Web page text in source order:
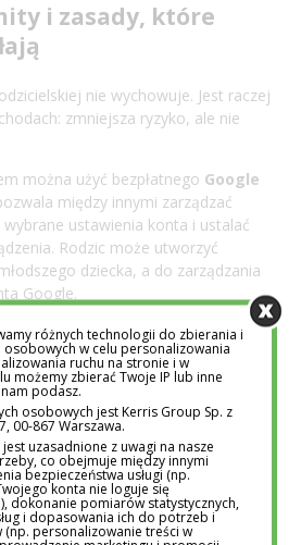
i zasady, które
nie wychowuje. Jest raczej
zmniejsza ryzyko, ale nie
można użyć bezpłatnego Google
między innymi zarządzać
ustawienia konta i ustalać
Rodzic może utworzyć
dziecka, a do zarządzania
Google.
funkcję pełniCzas przed
do grupy rodzinnej można:
aplikacji,
programów,
prywatności,
i treści przeznaczone dla
do lokalizacji.
różnych technologii do zbierania i
w celu personalizowania
ruchu na stronie i w
możemy zbierać Twoje IP lub inne
podasz.
osobowych jest Kerris Group Sp. z
00-867 Warszawa.
uzasadnione z uwagi na nasze
co obejmuje między innymi
bezpieczeństwa usługi (np.
konta nie loguje się
dokonanie pomiarów statystycznych,
i dopasowania ich do potrzeb i
(np. personalizowanie treści w